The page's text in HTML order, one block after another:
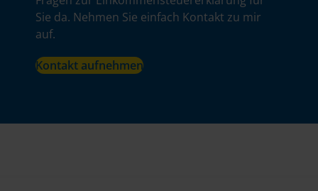
Sie da. Nehmen Sie einfach Kontakt zu mir
auf.
Kontakt aufnehmen